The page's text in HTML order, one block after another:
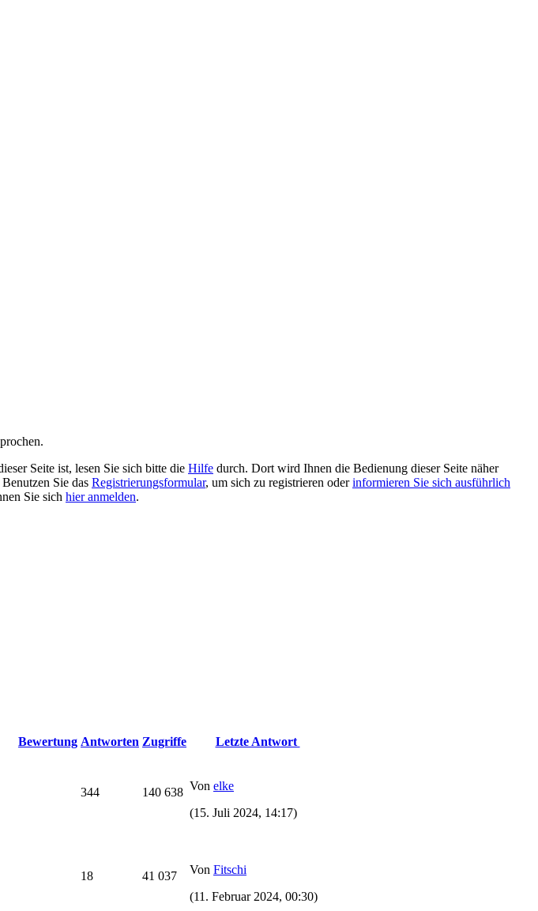
Seite ist, lesen Sie sich bitte die Hilfe durch. Dort wird Ihnen die Bedienung dieser Seite näher
Sie das Registrierungsformular, um sich zu registrieren oderinformieren Sie sich ausführlich
Sie sich hier anmelden.
Bewertung Antworten Zugriffe Letzte Antwort
344 140 638 Von elke
(15. Juli 2024, 14:17)
18 41 037 Von Fitschi
(11. Februar 2024, 00:30)